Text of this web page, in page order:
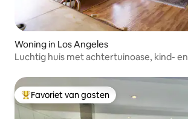
Woning in Los Angeles
Luchtig huis met achtertuinoase, kind- en
Topfavoriet van gasten
Favoriet van gasten